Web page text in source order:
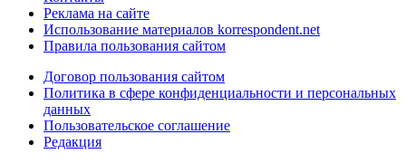
Реклама на сайте
Использование материалов korrespondent.net
Правила пользования сайтом
Договор пользования сайтом
Политика в сфере конфиденциальности и персональных
данных
Пользовательское соглашение
Редакция